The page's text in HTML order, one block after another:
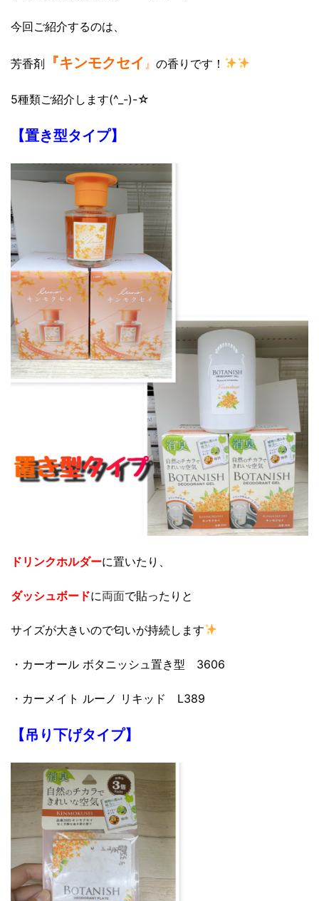
今回ご紹介するのは、
芳香剤 『キンモクセイ 』 の香りです！
5種類ご紹介します(^_-)-☆
【置き型タイプ】
ドリンクホルダーに置いたり、
ダッシュボードに両面で貼ったりと
サイズが大きいので匂いが持続します
・カーオール ボタニッシュ置き型 3606
・カーメイト ルーノ リキッド L389
【吊り下げタイプ】